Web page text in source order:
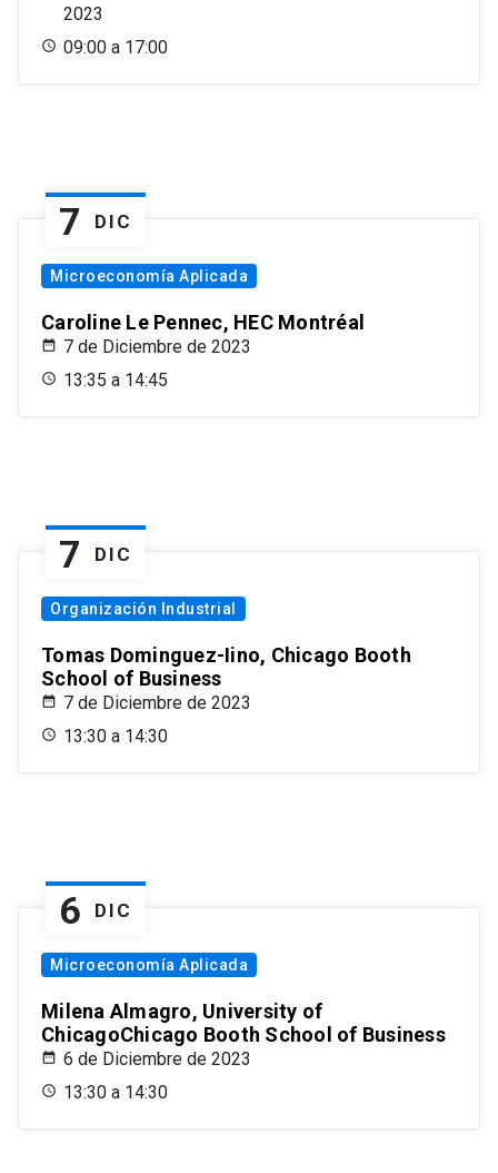
2023
09:00 a 17:00
7 DIC
Microeconomía Aplicada
Caroline Le Pennec, HEC Montréal
7 de Diciembre de 2023
13:35 a 14:45
7 DIC
Organización Industrial
Tomas Dominguez-Iino, Chicago Booth
School of Business
7 de Diciembre de 2023
13:30 a 14:30
6 DIC
Microeconomía Aplicada
Milena Almagro, University of
ChicagoChicago Booth School of Business
6 de Diciembre de 2023
13:30 a 14:30